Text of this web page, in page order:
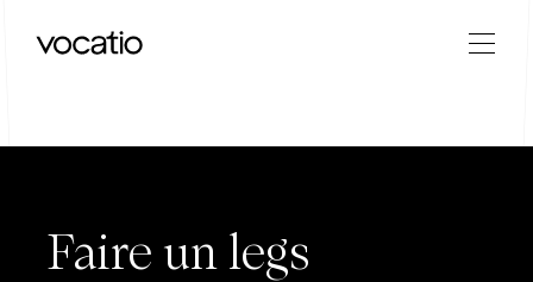
Faire un legs